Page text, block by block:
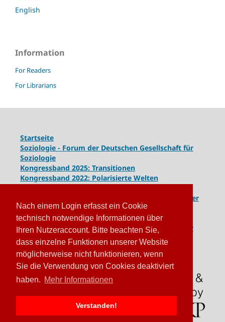
Nach einem Login erfasst ein Cookie
technisch notwendige Informationen über
Ihren Nutzeraccount. Bitte beachten Sie,
dass einzelne Funktionen unserer Website
möglicherweise nicht funktionieren, wenn
Sie die Verwendung von Cookies deaktiviert
haben. Mehr Informationen
Verstanden!
English
Information
For Readers
For Librarians
Startseite
Soziologie - Forum der Deutschen Gesellschaft für
Soziologie
Kongressband 2025: Transitionen
Kongressband 2022: Polarisierte Welten
Komplexe Dynamiken globaler
und lokaler Entwicklungen
Kongressband 2016: Geschlossene Gesellschaften
Kongressband 2014: Routinen der Krise - Krise der
Routinen